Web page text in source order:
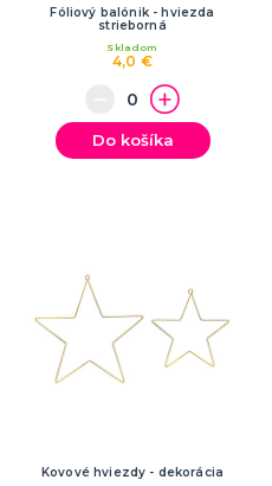
Fóliový balónik - hviezda
strieborná
4,0 €
Skladom
Do košíka
Kovové hviezdy - dekorácia